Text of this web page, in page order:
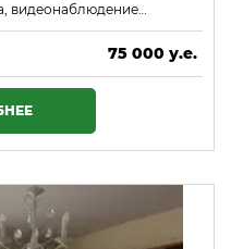
видеонаблюдение…
75 000 у.е.
3 225 000 ₴